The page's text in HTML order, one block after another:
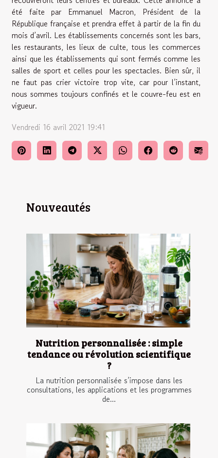
été faite par Emmanuel Macron, Président de la
République française et prendra effet à partir de la fin du
mois d’avril. Les établissements concernés sont les bars,
les restaurants, les lieux de culte, tous les commerces
ainsi que les établissements qui sont fermés comme les
salles de sport et celles pour les spectacles. Bien sûr, il
ne faut pas crier victoire trop vite, car pour l’instant,
nous sommes toujours confinés et le couvre-feu est en
vigueur.
Vendredi 16 avril 2021 19:41
Nouveautés
Nutrition personnalisée : simple
tendance ou révolution scientifique
?
La nutrition personnalisée s’impose dans les
consultations, les applications et les programmes
de...